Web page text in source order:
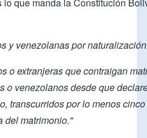
y venezolanas por
o extranjeras que contraigan
o venezolanos desde que
transcurridos por lo menos
del matrimonio."